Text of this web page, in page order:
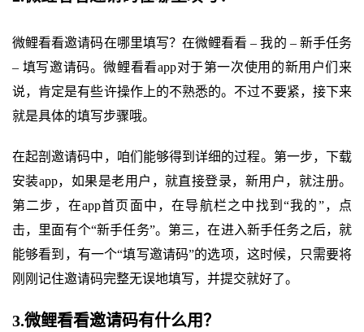
微鲤看看邀请码在哪里填写？在微鲤看看 – 我的 – 新手任务
– 填写邀请码。微鲤看看app对于第一次使用的新用户们来
说，肯定是有些许操作上的不熟悉的。不过不要紧，接下来
就是具体的填写步骤哦。
在起剖邀请码中，咱们能够得到详细的过程。第一步，下载
安装app，如果是老用户，就直接登录，新用户，就注册。
第二步，在app首页面中，在导航栏之中找到“我的”，点
击，里面有个“新手任务”。第三，在进入新手任务之后，就
能够看到，有一个“填写邀请码”的选项，这时候，只需要将
刚刚记住邀请码完整无误地填写，并提交就好了。
3.微鲤看看邀请码有什么用？